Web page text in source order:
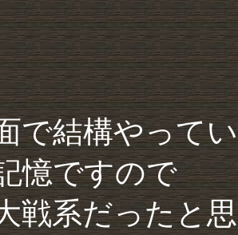
で結構やって
憶ですので
戦系だったと